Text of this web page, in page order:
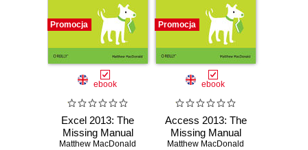
Promocja
ebook
Excel 2013: The
Missing Manual
Matthew MacDonald
Promocja
ebook
Access 2013: The
Missing Manual
Matthew MacDonald